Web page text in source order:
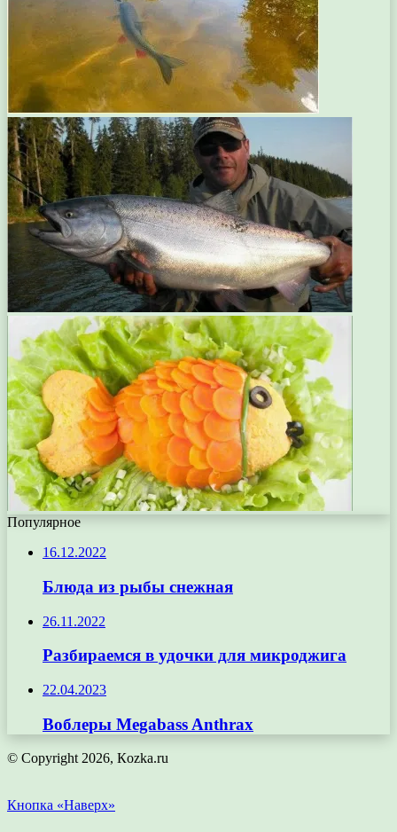
Популярное
16.12.2022
Блюда из рыбы снежная
26.11.2022
Разбираемся в удочки для микроджига
22.04.2023
Воблеры Megabass Anthrax
© Copyright 2026, Кozka.ru
Кнопка «Наверх»